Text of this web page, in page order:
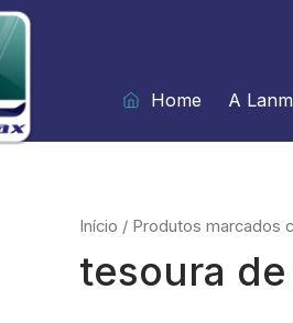
Ir
para
o
conteúdo
Home
A
Início / Produtos marcados
tesoura